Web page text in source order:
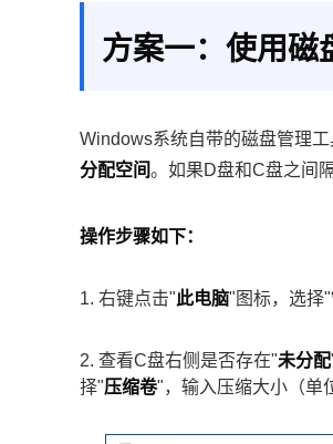
方案一：使用磁
Windows系统自带的磁盘管理
分配空间。如果D盘和C盘之间
操作步骤如下：
1. 右键点击"此电脑"图标，选择"
2. 查看C盘右侧是否存在"未分配
择"压缩卷"，输入压缩大小（单